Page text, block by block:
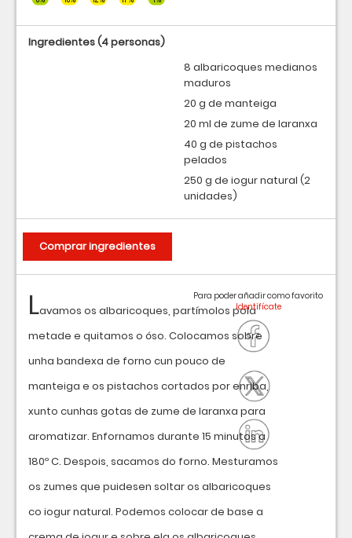
Lavamos os albaricoques, partímolos pola
metade e quitamos o óso. Colocamos sobre
unha bandexa de forno cun pouco de
manteiga e os pistachos cortados por enriba,
xunto cunhas gotas de zume de laranxa para
aromatizar. Enfornamos durante 15 minutos a
180º C. Despois, sacamos do forno. Mesturamos
os zumes que puidesen soltar os albaricoques
co iogur natural. Podemos colocar de base a
Para poder añadir como favorito
Ingredientes(4 personas)
8 albaricoques medianos
maduros
20 g de manteiga
20 ml de zume de laranxa
40 g de pistachos
pelados
250 g de iogur natural (2
unidades)
Comprar ingredientes